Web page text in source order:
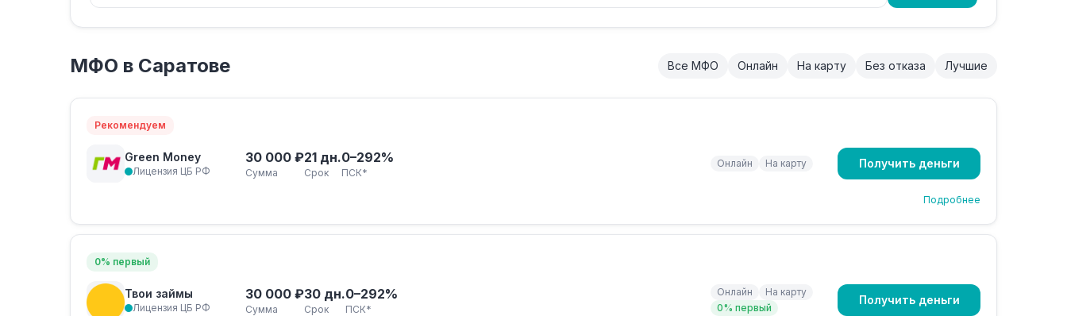
МФО в Саратове Все МФО Онлайн На карту Без отказа Лучшие
Рекомендуем
Green Money
Лицензия ЦБ РФ
30 000 ₽
Сумма
21 дн.
Срок
0–292%
ПСК*
Онлайн На карту Получить деньги
Подробнее
0% первый
Твои займы
Лицензия ЦБ РФ
30 000 ₽
Сумма
30 дн.
Срок
0–292%
ПСК*
Онлайн
На карту
0% первый
Получить деньги